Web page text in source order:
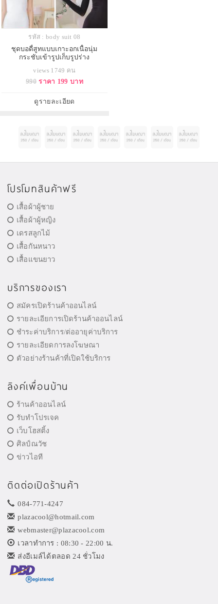
รหัส : body suit 08
ชุดบอดี้สูทแบบเกาะอกเนื้อนุ่ม
กระชับเข้ารูปเก็บรูปร่าง
views 1749 คน
990 ราคา 199 บาท
ดูรายละเอียด
โปรโมทสินค้าฟรี
เสื้อผ้าผู้ชาย
เสื้อผ้าผู้หญิง
เดรสลูกไม้
เสื้อกันหนาว
เสื้อแขนยาว
บริการของเรา
สมัครเปิดร้านค้าออนไลน์
รายละเอียการเปิดร้านค้าออนไลน์
ชำระค่าบริการ/ต่ออายุค่าบริการ
รายละเอียดการลงโฆษณา
ตัวอย่างร้านค้าที่เปิดใช้บริการ
ลิงค์เพื่อนบ้าน
ร้านค้าออนไลน์
รับทำโปรเจค
เว็บโฮสติ้ง
ศิลป์ณวัช
ข่าวไอที
ติดต่อเปิดร้านค้า
084-771-4247
plazacool@hotmail.com
webmaster@plazacool.com
เวลาทำการ : 08:30 - 22:00 น.
ส่งอีเมล์ได้ตลอด 24 ชั่วโมง